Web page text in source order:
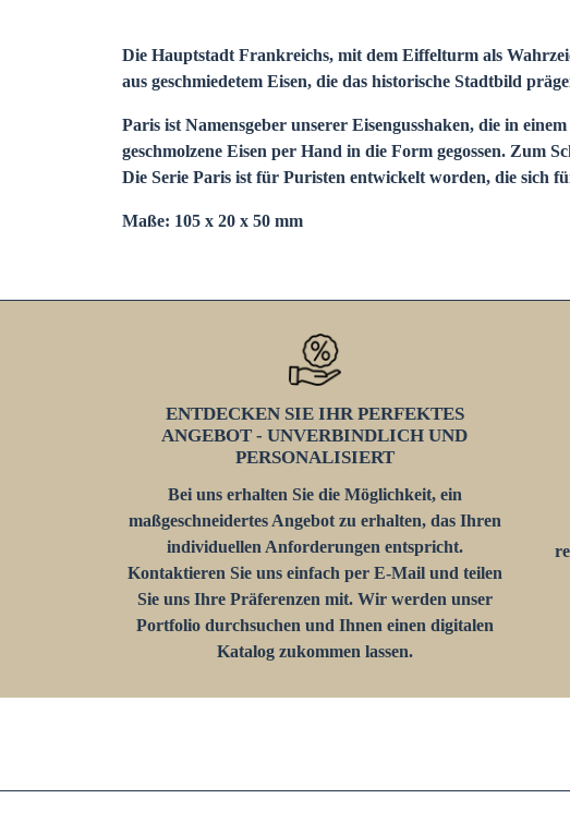
Die Hauptstadt Frankreichs, mit dem Eiffelturm als
aus geschmiedetem Eisen, die das historische Stadtbild
Paris ist Namensgeber unserer Eisengusshaken, die in
geschmolzene Eisen per Hand in die Form gegossen. Zum
Die Serie Paris ist für Puristen entwickelt worden, die sich
Maße: 105 x 20 x 50 mm
ENTDECKEN SIE IHR PERFEKTES
ANGEBOT - UNVERBINDLICH UND
PERSONALISIERT
Bei uns erhalten Sie die Möglichkeit, ein
maßgeschneidertes Angebot zu erhalten, das Ihren
individuellen Anforderungen entspricht.
Kontaktieren Sie uns einfach per E-Mail und teilen
Sie uns Ihre Präferenzen mit. Wir werden unser
Portfolio durchsuchen und Ihnen einen digitalen
Katalog zukommen lassen.